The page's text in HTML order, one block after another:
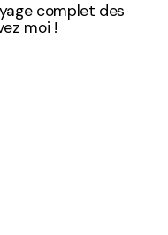
complet des
moi !